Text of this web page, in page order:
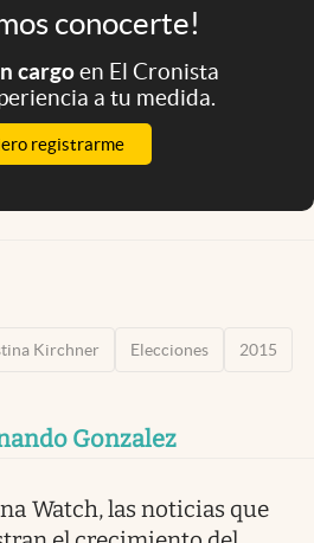
conocerte!
cargoen El Cronista
a tu medida.
registrarme
Kirchner Elecciones 2015
Gonzalez
Watch, las noticias que